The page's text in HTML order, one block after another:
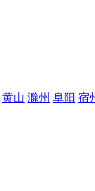
黄山 滁州 阜阳 宿